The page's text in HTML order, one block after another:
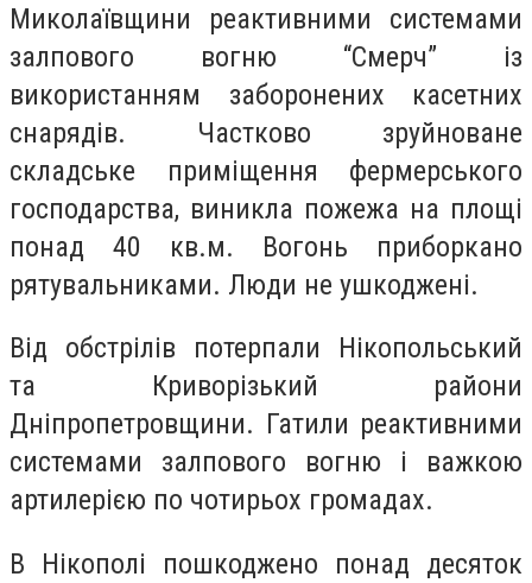
Миколаївщини реактивними системами
залпового вогню “Смерч” із
використанням заборонених касетних
снарядів. Частково зруйноване
складське приміщення фермерського
господарства, виникла пожежа на площі
понад 40 кв.м. Вогонь приборкано
рятувальниками. Люди не ушкоджені.
Від обстрілів потерпали Нікопольський
та Криворізький райони
Дніпропетровщини. Гатили реактивними
системами залпового вогню і важкою
артилерією по чотирьох громадах.
В Нікополі пошкоджено понад десяток